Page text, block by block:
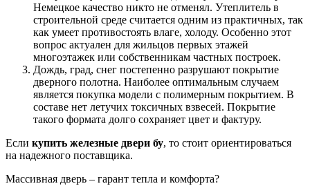
Немецкое качество никто не отменял. Утеплитель в
строительной среде считается одним из практичных, так
как умеет противостоять влаге, холоду. Особенно этот
вопрос актуален для жильцов первых этажей
многоэтажек или собственникам частных построек.
Дождь, град, снег постепенно разрушают покрытие
дверного полотна. Наиболее оптимальным случаем
является покупка модели с полимерным покрытием. В
составе нет летучих токсичных взвесей. Покрытие
такого формата долго сохраняет цвет и фактуру.
Если купить железные двери бу, то стоит ориентироваться
на надежного поставщика.
Массивная дверь – гарант тепла и комфорта?